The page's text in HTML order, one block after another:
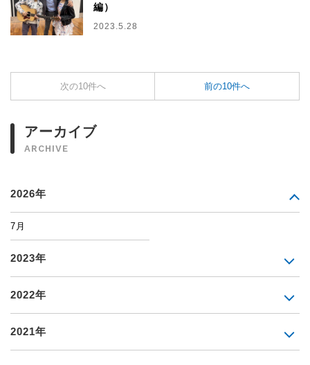
編）
2023.5.28
次の10件へ 前の10件へ
アーカイブ
ARCHIVE
2026年
7月
2023年
2022年
2021年